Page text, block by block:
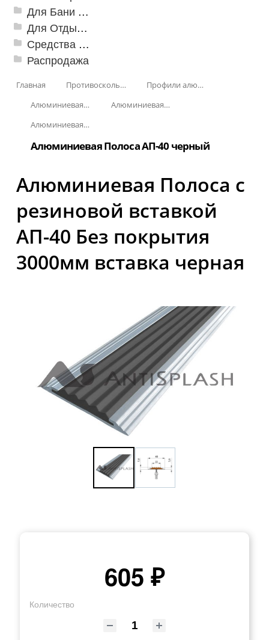
Для Бани и Сауны
Для Отдыха и Пикника
Средства от насекомых и садовых вредителей
Распродажа
Главная Противоскользящая защита для лестниц, профили, ленты
Профили алюминиевые с резиновой вставкой
Алюминиевая полоса с резиновыми вставками
Алюминиевая Полоса с резиновой вставкой АП-40
Алюминиевая Полоса с резиновой вставкой АП-40 Без покрытия
Алюминиевая Полоса АП-40 черный
Алюминиевая Полоса с
резиновой вставкой
АП-40 Без покрытия
3000мм вставка черная
605 ₽
Количество